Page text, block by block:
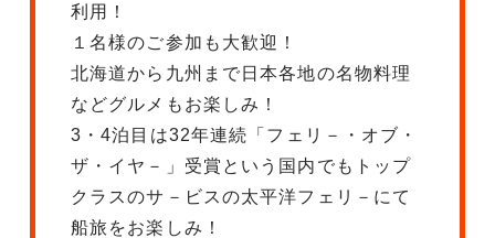
利用！
１名様のご参加も大歓迎！
北海道から九州まで日本各地の名物料理
などグルメもお楽しみ！
3・4泊目は32年連続「フェリ－・オブ・
ザ・イヤ－」受賞という国内でもトップ
クラスのサ－ビスの太平洋フェリ－にて
船旅をお楽しみ！